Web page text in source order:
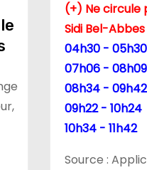
(+) Ne circule
Sidi Bel-
04h30 - 05h30
07h06 - 08h09
08h34 - 09h42
09h22 - 10h24
10h34 - 11h42
Source :